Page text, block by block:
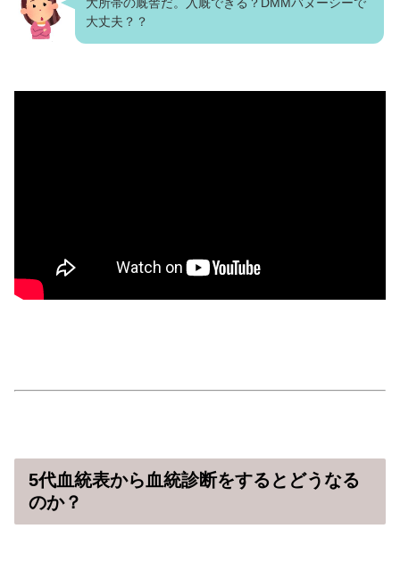
大丈夫？？
5代血統表から血統診断をするとどうなる
のか？